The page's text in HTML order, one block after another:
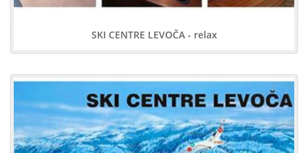
SKI CENTRE LEVOČA - relax